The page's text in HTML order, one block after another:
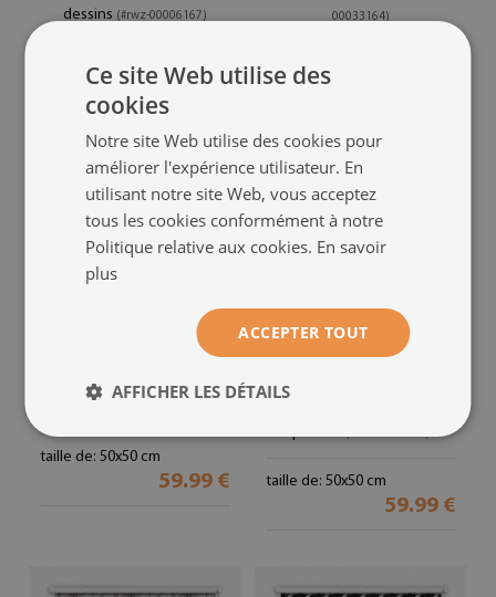
dessins (#rwz-00006167)
taille de: 50x50 cm
64.99 €
00033164)
taille de: 50x50 cm
Store intérieur fenêtre
taille de: 50x50 cm
59.99 €
Store intérieur fenêtre
plantes
taille de: 50x50 cm
59.99 €
Ce site Web utilise des
cookies
Notre site Web utilise des cookies pour
améliorer l'expérience utilisateur. En
utilisant notre site Web, vous acceptez
tous les cookies conformément à notre
Politique relative aux cookies. En savoir
plus
ACCEPTER TOUT
AFFICHER LES DÉTAILS